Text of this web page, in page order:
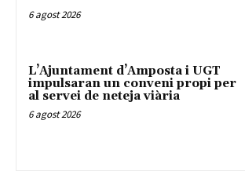
6 agost 2026
L’Ajuntament d’Amposta i UGT
impulsaran un conveni propi per
al servei de neteja viària
6 agost 2026